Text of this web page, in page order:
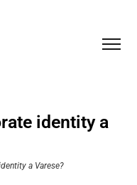
identity a
a Varese?